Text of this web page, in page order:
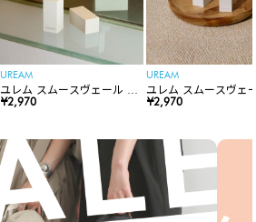
UREAM
ユレム スムースヴェール リ
ップスティック
¥2,970
UREAM
ユレム スムースヴェ
ップスティック
¥2,970